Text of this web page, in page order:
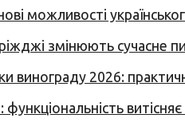
можливості
змінюють сучасне
винограду 2026: